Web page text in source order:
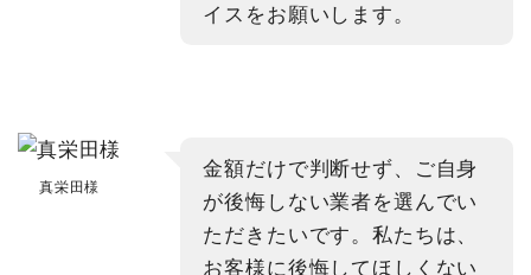
イスをお願いします。
真栄田様
金額だけで判断せず、ご自身
が後悔しない業者を選んでい
ただきたいです。私たちは、
お客様に後悔してほしくない